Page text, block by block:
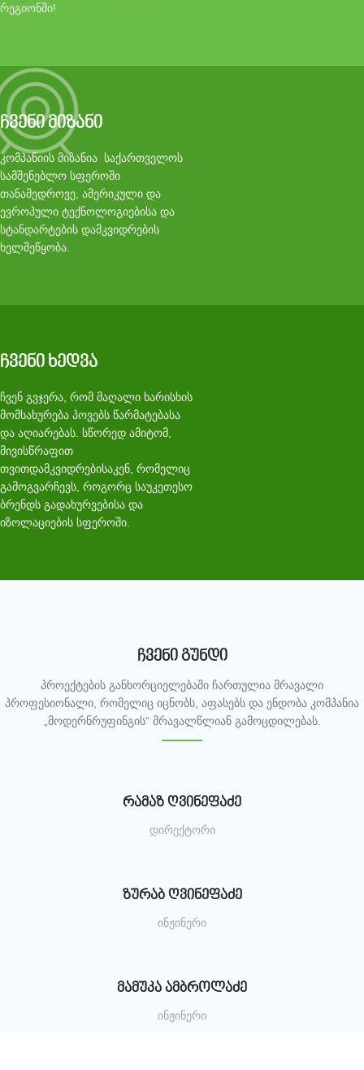
რეგიონში!
ჩვენი მიზანი
კომპანიის მიზანია საქართველოს
სამშენებლო სფეროში
თანამედროვე, ამერიკული და
ევროპული ტექნოლოგიებისა და
სტანდარტების დამკვიდრების
ხელშეწყობა.
ჩვენი ხედვა
ჩვენ გვჯერა, რომ მაღალი ხარისხის
მომსახურება პოვებს წარმატებასა
და აღიარებას. სწორედ ამიტომ,
მივისწრაფით
თვითდამკვიდრებისაკენ, რომელიც
გამოგვარჩევს, როგორც საუკეთესო
ბრენდს გადახურვებისა და
იზოლაციების სფეროში.
ჩვენი გუნდი
პროექტების განხორციელებაში ჩართულია მრავალი
პროფესიონალი, რომელიც იცნობს, აფასებს და ენდობა კომპანია
„მოდერნრუფინგის“ მრავალწლიან გამოცდილებას.
რამაზ ღვინეფაძე
დირექტორი
ზურაბ ღვინეფაძე
ინჟინერი
მამუკა ამბროლაძე
ინჟინერი